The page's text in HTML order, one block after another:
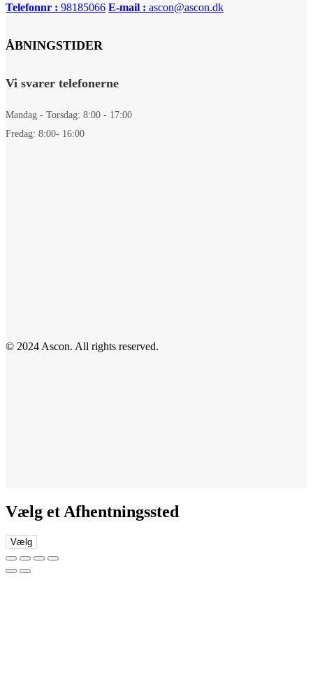
Telefonnr : 98185066 E-mail : ascon@ascon.dk
ÅBNINGSTIDER
Vi svarer telefonerne
Mandag - Torsdag: 8:00 - 17:00
Fredag: 8:00- 16:00
© 2024 Ascon. All rights reserved.
Vælg et Afhentningssted
Vælg